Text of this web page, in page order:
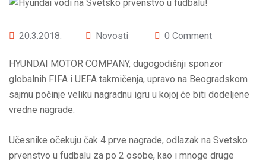
20.3.2018. Novosti 0 Comment
HYUNDAI MOTOR COMPANY, dugogodišnji sponzor
globalnih FIFA i UEFA takmičenja, upravo na Beogradskom
sajmu počinje veliku nagradnu igru u kojoj će biti dodeljene
vredne nagrade.
Učesnike očekuju čak 4 prve nagrade, odlazak na Svetsko
prvenstvo u fudbalu za po 2 osobe, kao i mnoge druge